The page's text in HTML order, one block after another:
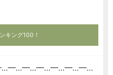
キング100！